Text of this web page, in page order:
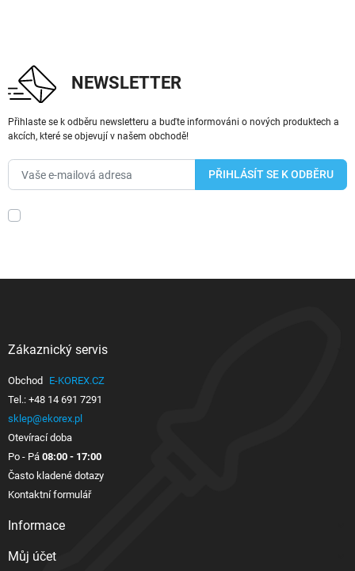
NEWSLETTER
Přihlaste se k odběru newsletteru a buďte informováni o nových produktech a
akcích, které se objevují v našem obchodě!
Zákaznický servis
Obchod
E-KOREX.CZ
Tel.: +48 14 691 7291
sklep@ekorex.pl
Otevírací doba
Po - Pá 08:00 - 17:00
Často kladené dotazy
Kontaktní formulář
Informace
Můj účet